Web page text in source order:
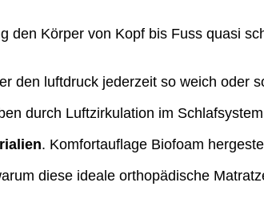
den Körper von Kopf bis Fuss quasi
den luftdruck jederzeit so weich oder
durch Luftzirkulation im
. Komfortauflage Biofoam
diese ideale orthopädische